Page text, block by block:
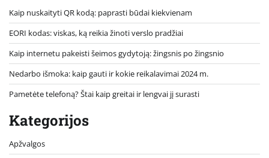
Kaip nuskaityti QR kodą: paprasti būdai kiekvienam
EORI kodas: viskas, ką reikia žinoti verslo pradžiai
Kaip internetu pakeisti šeimos gydytoją: žingsnis po žingsnio
Nedarbo išmoka: kaip gauti ir kokie reikalavimai 2024 m.
Pametėte telefoną? Štai kaip greitai ir lengvai jį surasti
Kategorijos
Apžvalgos